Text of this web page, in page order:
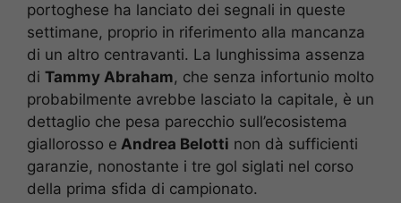
portoghese ha lanciato dei segnali in queste
settimane, proprio in riferimento alla mancanza
di un altro centravanti. La lunghissima assenza
di Tammy Abraham, che senza infortunio molto
probabilmente avrebbe lasciato la capitale, è un
dettaglio che pesa parecchio sull’ecosistema
giallorosso e Andrea Belotti non dà sufficienti
garanzie, nonostante i tre gol siglati nel corso
della prima sfida di campionato.